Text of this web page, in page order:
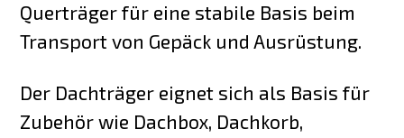
Querträger für eine stabile Basis beim
Transport von Gepäck und Ausrüstung.
Der Dachträger eignet sich als Basis für
Zubehör wie Dachbox, Dachkorb,